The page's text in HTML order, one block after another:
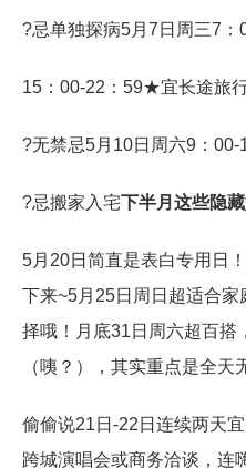
?忌单独探病5月7日周三7：
15：00-22：59★宜长途旅
?无禁忌5月10日周六9：
?忌搬家入宅下半月这些隐
5月20日简直是表白专用日
下来~5月25日周日超适合
择哦！月底31日周六超百搭
（咦？），其实重点是全天
偷偷说21日-22日连续两天
跨城演唱会或商务洽谈，连